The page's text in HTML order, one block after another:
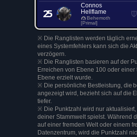
25
Connos
Hellflame
Behemoth
[Primal]
※ Die Ranglisten werden täglich
eines Systemfehlers kann sich die
verzögern.
※ Die Ranglisten basieren auf der
Erreichen von Ebene 100 oder einer
Ebene erzielt wurde.
※ Die persönliche Bestleistung, die
angezeigt wird, bezieht sich auf die
tiefer.
※ Die Punktzahl wird nur
deiner Stammwelt spielst. Während
auf einer fremden Welt oder einem
Datenzentrum, wird die Punktzahl